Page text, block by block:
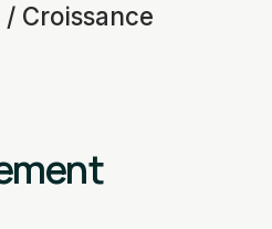
Croissance